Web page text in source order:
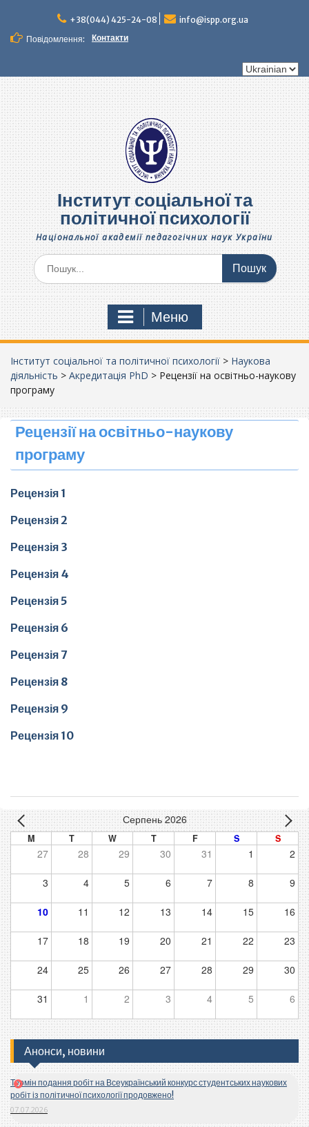
вмісту
+38(044) 425-24-08
info@ispp.org.ua
Повідомлення:
Контакти
Вибрати
Інститут соціальної та
політичної психології
Національної академії педагогічних наук України
Шукати:
Меню
Інститут соціальної та політичної психології > Наукова
діяльність > Акредитація PhD > Рецензії на освітньо-наукову
програму
Рецензії на освітньо-наукову
програму
Рецензія 1
Рецензія 2
Рецензія 3
Рецензія 4
Рецензія 5
Рецензія 6
Рецензія 7
Рецензія 8
Рецензія 9
Рецензія 10
Серпень 2026
M T W T F S S
27 28 29 30 31 1 2
3 4 5 6 7 8 9
10 11 12 13 14 15 16
17 18 19 20 21 22 23
24 25 26 27 28 29 30
31 1 2 3 4 5 6
Анонси, новини
Термін подання робіт на Всеукраїнський конкурс студентських наукових
робіт із політичної психології продовжено!
07.07.2026